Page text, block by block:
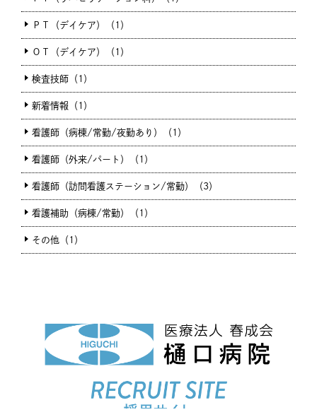
ＰＴ（デイケア）（1）
ＯＴ（デイケア）（1）
検査技師（1）
新着情報（1）
看護師（病棟/常勤/夜勤あり）（1）
看護師（外来/パート）（1）
看護師（訪問看護ステーション/常勤）（3）
看護補助（病棟/常勤）（1）
その他（1）